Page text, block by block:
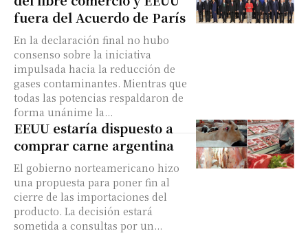
fuera del Acuerdo de París
En la declaración final no hubo
consenso sobre la iniciativa
impulsada hacia la reducción de
gases contaminantes. Mientras que
todas las potencias respaldaron de
forma unánime la...
EEUU estaría dispuesto a
comprar carne argentina
El gobierno norteamericano hizo
una propuesta para poner fin al
cierre de las importaciones del
producto. La decisión estará
sometida a consultas por un...